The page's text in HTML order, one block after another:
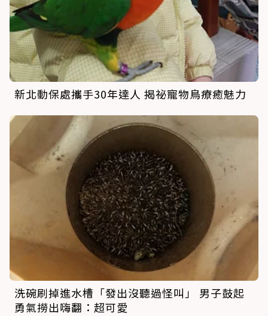
新北動保處攜手30年達人 揭祕寵物鳥療癒魅力
洗碗刷掉進水槽「發出沒聽過怪叫」 男子鼓起
勇氣撈出嗨翻：超可愛